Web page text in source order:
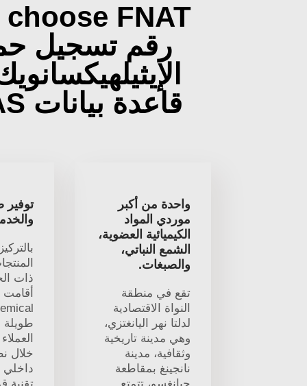
FNAT
رقم تسجيل
قاعدة بيانات CAS?
واحدة من أكبر
موردي المواد
الكيميائية العضوية،
الشمع النباتي،
والصبغات.
تقع في منطقة
النواة الاقتصادية
لدلتا نهر اليانغتزي،
وهي مدينة تاريخية
وثقافية، مدينة
نانجينغ بمقاطعة
توفير
ذات
طويلة
خلال
داخلي